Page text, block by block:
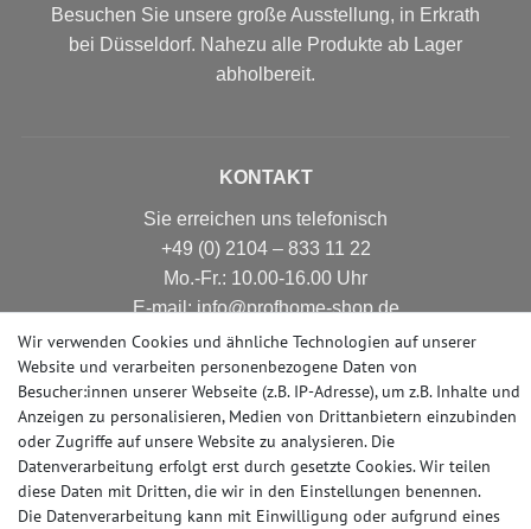
Besuchen Sie unsere große Ausstellung, in Erkrath
bei Düsseldorf. Nahezu alle Produkte ab Lager
abholbereit.
KONTAKT
Sie erreichen uns telefonisch
+49 (0) 2104 – 833 11 22
Mo.-Fr.: 10.00-16.00 Uhr
E-mail: info@profhome-shop.de
ZAHLUNGSARTEN
SOCIAL MEDIA
Wir verwenden Cookies und ähnliche Technologien auf unserer
Website und verarbeiten personenbezogene Daten von
Besucher:innen unserer Webseite (z.B. IP-Adresse), um z.B. Inhalte und
Anzeigen zu personalisieren, Medien von Drittanbietern einzubinden
oder Zugriffe auf unsere Website zu analysieren. Die
Datenverarbeitung erfolgt erst durch gesetzte Cookies. Wir teilen
diese Daten mit Dritten, die wir in den Einstellungen benennen.
Die Datenverarbeitung kann mit Einwilligung oder aufgrund eines